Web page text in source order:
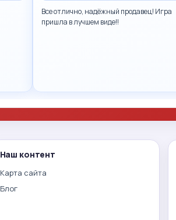
Все отлично, надёжный продавец! Игра
пришла в лучшем виде!!
Наш контент
Карта сайта
Блог